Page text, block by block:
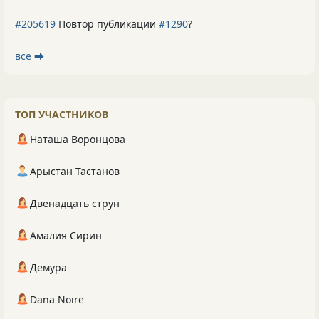
#205619 Повтор публикации #1290?
все ⮕
ТОП УЧАСТНИКОВ
Наташа Воронцова
Арыстан Тастанов
Двенадцать струн
Амалия Сирин
Демура
Dana Noire